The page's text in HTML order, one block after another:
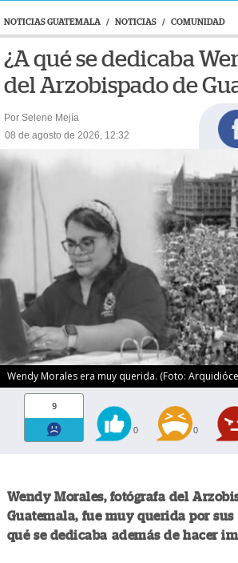
NOTICIAS GUATEMALA / NOTICIAS / COMUNIDAD
¿A qué se dedicaba
del Arzobispado de
Por Selene Mejía
08 de agosto de 2026, 12:32
Wendy Morales era muy querida. (Foto:
9
0 0
Wendy Morales, fotógrafa del
Guatemala, fue muy querida por sus
qué se dedicaba además de hacer